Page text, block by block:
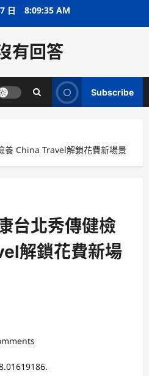
日 8:09:36 AM
有回答
Subscribe
養 China Travel解鎖花費新場景
台北秀傳健檢
解鎖花費新場